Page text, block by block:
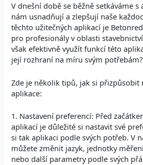
V dnešní době se běžně setkáváme
nám usnadňují a zlepšují naše
těchto užitečných aplikací je
pro profesionály v oblasti
však efektivně využít funkcí této
její rozhraní na míru svým potřebám?
Zde je několik tipů, jak si přizpůsobit
aplikace:
1. Nastavení preferencí: Před
aplikací je důležité si nastavit své
si tak aplikaci podle svých potřeb. V
můžete změnit jazyk, jednotky
nebo další parametry podle svých